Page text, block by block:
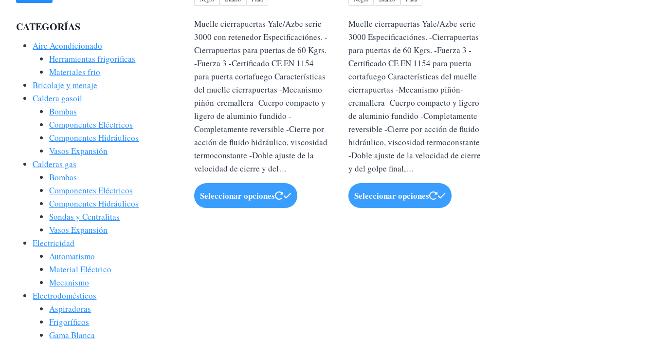
Muelle cierrapuertas Yale/Azbe serie
3000 con retenedor Especificaciónes. -
Cierrapuertas para puertas de 60 Kgrs.
-Fuerza 3 -Certificado CE EN 1154
para puerta cortafuego Características
del muelle cierrapuertas -Mecanismo
piñón-cremallera -Cuerpo compacto y
ligero de aluminio fundido -
Completamente reversible -Cierre por
acción de fluido hidráulico, viscosidad
termoconstante -Doble ajuste de la
velocidad de cierre y del…
Seleccionar opciones
producto
Muelle cierrapuertas Yale/Azbe serie
3000 Especificaciónes. -Cierrapuertas
para puertas de 60 Kgrs. -Fuerza 3 -
Certificado CE EN 1154 para puerta
cortafuego Características del muelle
cierrapuertas -Mecanismo piñón-
cremallera -Cuerpo compacto y ligero
de aluminio fundido -Completamente
reversible -Cierre por acción de fluido
hidráulico, viscosidad termoconstante
-Doble ajuste de la velocidad de cierre
y del golpe final,…
Seleccionar opciones
producto
CATEGORÍAS
Aire Acondicionado
Herramientas frigorificas
Materiales frio
Bricolaje y menaje
Caldera gasoil
Bombas
Componentes Eléctricos
Componentes Hidráulicos
Vasos Expansión
Calderas gas
Bombas
Componentes Eléctricos
Componentes Hidráulicos
Sondas y Centralitas
Vasos Expansión
Electricidad
Automatismo
Material Eléctrico
Mecanismo
Electrodomésticos
Aspiradoras
Frigoríficos
Gama Blanca